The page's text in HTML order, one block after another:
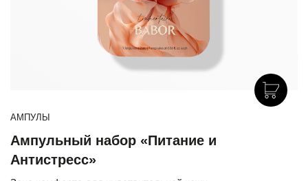
АМПУЛЫ
Ампульный набор «Питание и
Антистресс»